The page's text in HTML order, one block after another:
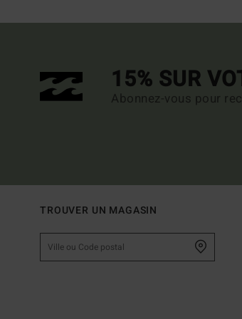
15% SUR
Abonnez-vous pour
TROUVER UN MAGASIN